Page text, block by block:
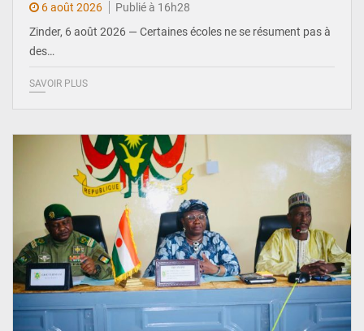
6 août 2026
Publié à 16h28
Zinder, 6 août 2026 — Certaines écoles ne se résument pas à
des…
SAVOIR PLUS